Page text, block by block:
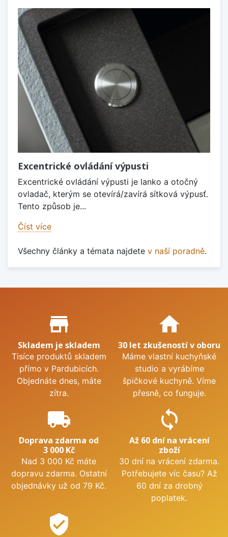
Excentrické ovládání výpusti
Excentrické ovládání výpusti je lanko a otočný
ovladač, kterým se otevírá/zavírá sítková výpusť.
Tento způsob je...
Číst více
Všechny články a témata najdete v naší poradně.
Proč nakupovat u nás?
store_mall_directory
Skladem je skladem
Tisíce produktů skladem
přímo v Pardubicích.
Objednáte dnes, máte
zítra.
home
30 let zkušeností v oboru
Máme vlastní kuchyňské
studio a vyrábíme
špičkové kuchyně. Víme
přesně, co funguje.
local_shipping
Doprava zdarma od
3 000 Kč
Nad 3 000 Kč máte
dopravu zdarma. Ostatní
objednávky už od 79 Kč.
sync
Až 60 dní na vrácení
zboží
30 dní na vrácení zdarma.
Potřebujete víc času? Až
60 dní za drobný
poplatek.
verified_user